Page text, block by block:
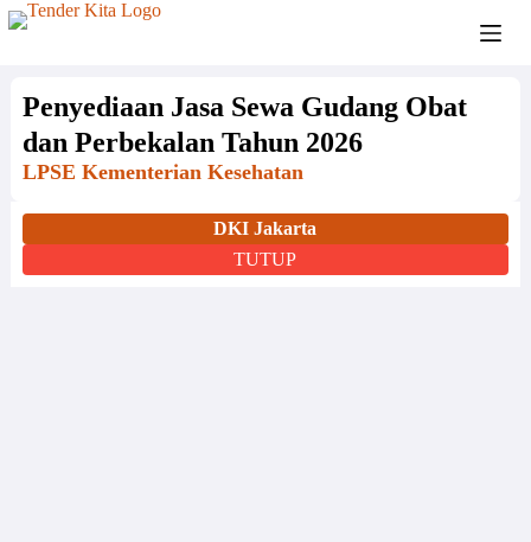
Penyediaan Jasa Sewa Gudang Obat
dan Perbekalan Tahun 2026
LPSE Kementerian Kesehatan
DKI Jakarta
TUTUP